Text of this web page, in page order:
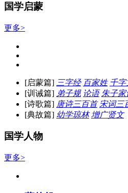
国学启蒙
更多>
[启蒙篇] 三字经 百家姓 千字
[训诫篇] 弟子规 论语 朱子家
[诗歌篇] 唐诗三百首 宋词三
[典故篇] 幼学琼林 增广贤文
国学人物
更多>